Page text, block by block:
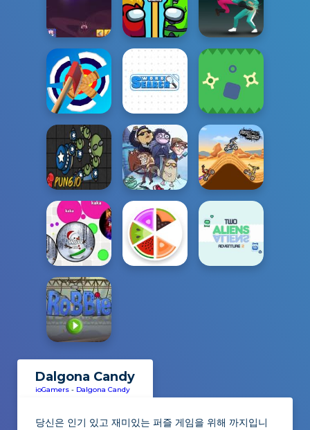
Dalgona Candy
ioGamers - Dalgona Candy
당신은 인기 있고 재미있는 퍼즐 게임을 위해 까지입니